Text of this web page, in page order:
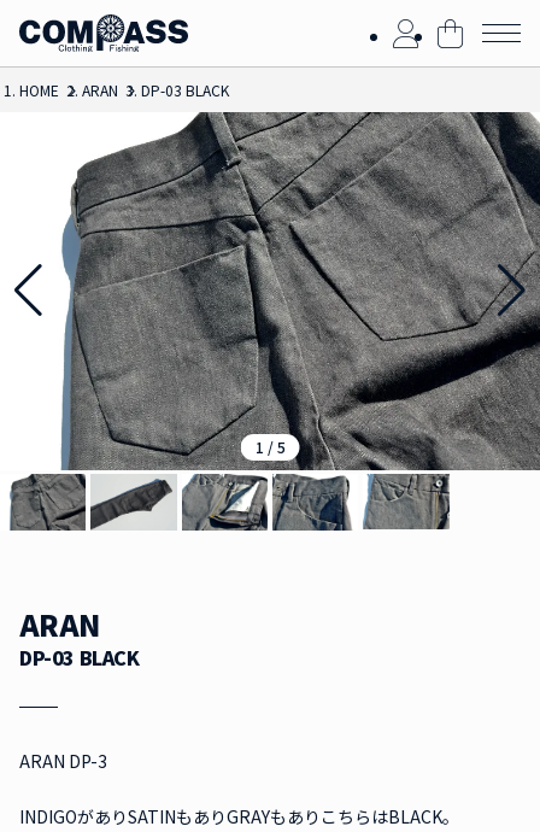
HOME ARAN DP-03 BLACK
1 /5
ARAN
DP-03 BLACK
ARAN DP-3
INDIGOがありSATINもありGRAYもありこちらはBLACK。